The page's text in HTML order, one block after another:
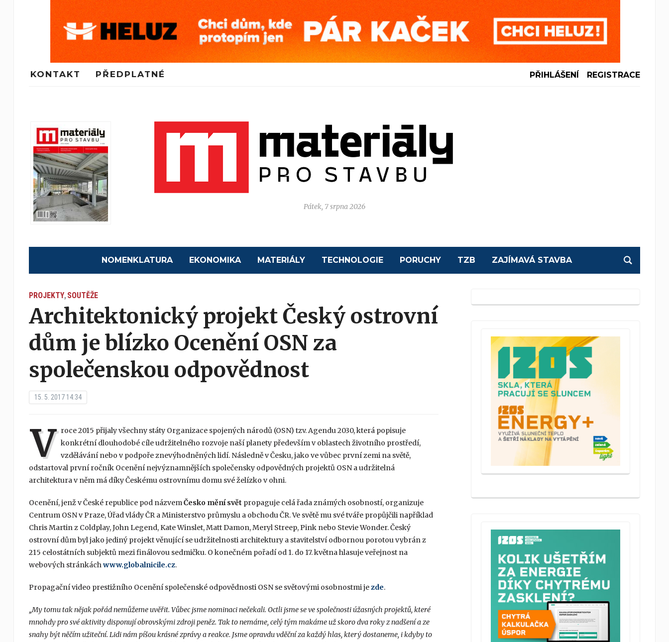
KONTAKT PŘEDPLATNÉ PŘIHLÁŠENÍ REGISTRACE
Pátek, 7 srpna 2026
NOMENKLATURA EKONOMIKA MATERIÁLY TECHNOLOGIE PORUCHY TZB ZAJÍMAVÁ STAVBA
PROJEKTY, SOUTĚŽE
Architektonický projekt Český ostrovní
dům je blízko Ocenění OSN za
společenskou odpovědnost
15. 5. 2017 14:34
V
roce 2015 přijaly všechny státy Organizace spojených národů (OSN) tzv. Agendu 2030, která popisuje
konkrétní dlouhodobé cíle udržitelného rozvoje naší planety především v oblastech životního prostředí,
vzdělávání nebo v podpoře znevýhodněných lidí. Následně v Česku, jako ve vůbec první zemi na světě,
odstartoval první ročník Ocenění nejvýznamnějších společensky odpovědných projektů OSN a udržitelná
architektura v něm má díky Českému ostrovnímu domu své želízko v ohni.
Ocenění, jenž v České republice pod názvemČesko mění svět propaguje celá řada známých osobností, organizuje
Centrum OSN v Praze, Úřad vlády ČR a Ministerstvo průmyslu a obchodu ČR. Ve světě mu své tváře propůjčili například
Chris Martin z Coldplay, John Legend, Kate Winslet, Matt Damon, Meryl Streep, Pink nebo Stevie Wonder. Český
ostrovní dům byl jako jediný projekt věnující se udržitelnosti architektury a stavitelství odbornou porotou vybrán z
215 celostátních subjektů mezi finálovou sedmičku. O konečném pořadí od 1. do 17. května hlasuje veřejnost na
webových stránkáchwww.globalnicile.cz.
Propagační video prestižního Ocenění společenské odpovědnosti OSN se světovými osobnostmi jezde.
„My tomu tak nějak pořád nemůžeme uvěřit. Vůbec jsme nominaci nečekali. Octli jsme se ve společnosti úžasných projektů, které
mnohdy pro své aktivity disponují obrovskými zdroji peněz. Tak to nemáme, celý tým makáme už skoro dva roky z nadšení a ze
snahy být něčím užiteční. Lidi nám píšou krásné zprávy a reakce. Jsme opravdu vděční za každý hlas, který dostaneme, i kdyby to